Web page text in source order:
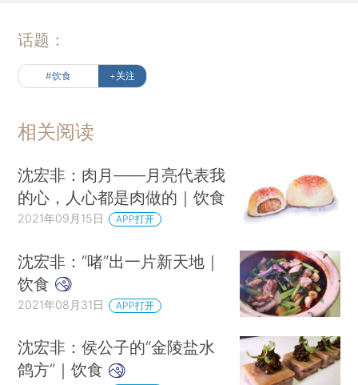
话题：
#饮食 +关注
相关阅读
沈宏非：肉月——月亮代表我
的心，人心都是肉做的｜饮食
2021年09月15日 APP打开
沈宏非：“啫”出一片新天地｜
饮食
2021年08月31日 APP打开
沈宏非：侯公子的“金陵盐水
鸽方”｜饮食